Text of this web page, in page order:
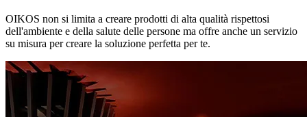
OIKOS non si limita a creare prodotti di alta qualità rispettosi
dell'ambiente e della salute delle persone ma offre anche un servizio
su misura per creare la soluzione perfetta per te.